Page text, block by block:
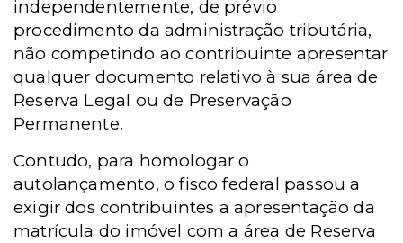
independentemente, de prévio
procedimento da administração tributária,
não competindo ao contribuinte apresentar
qualquer documento relativo à sua área de
Reserva Legal ou de Preservação
Permanente.
Contudo, para homologar o
autolançamento, o fisco federal passou a
exigir dos contribuintes a apresentação da
matrícula do imóvel com a área de Reserva